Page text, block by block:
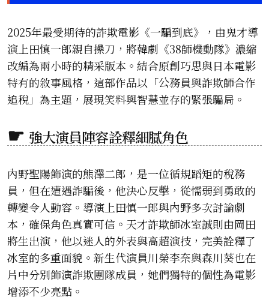
2025年最受期待的詐欺電影《一騙到底》，由鬼才導
演上田慎一郎親自操刀，將韓劇《38師機動隊》濃縮
改編為兩小時的精采版本。結合原創巧思與日本電影
特有的敘事風格，這部作品以「公務員與詐欺師合作
追稅」為主題，展現笑料與智慧並存的緊張騙局。
強大演員陣容詮釋細膩角色
內野聖陽飾演的熊澤二郎，是一位循規蹈矩的稅務
員，但在遭遇詐騙後，他決心反擊，從懦弱到勇敢的
轉變令人動容。導演上田慎一郎與內野多次討論劇
本，確保角色真實可信。天才詐欺師冰室誠則由岡田
將生出演，他以迷人的外表與高超演技，完美詮釋了
冰室的多重面貌。新生代演員川榮李奈與森川葵也在
片中分別飾演詐欺團隊成員，她們獨特的個性為電影
增添不少亮點。